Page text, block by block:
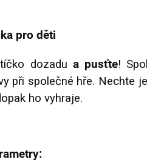
pro děti
dozadu a pusťte!
při společné hře. Nechte
ho vyhraje.